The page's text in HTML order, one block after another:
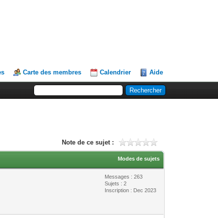
Carte des membres Calendrier Aide
Note de ce sujet :
Modes de sujets
Messages : 263
Sujets : 2
Inscription : Dec 2023